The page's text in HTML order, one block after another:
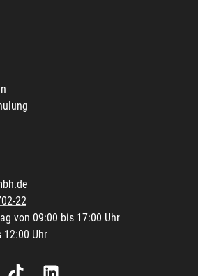
22
von 09:00 bis 17:00 Uhr
12:00 Uhr